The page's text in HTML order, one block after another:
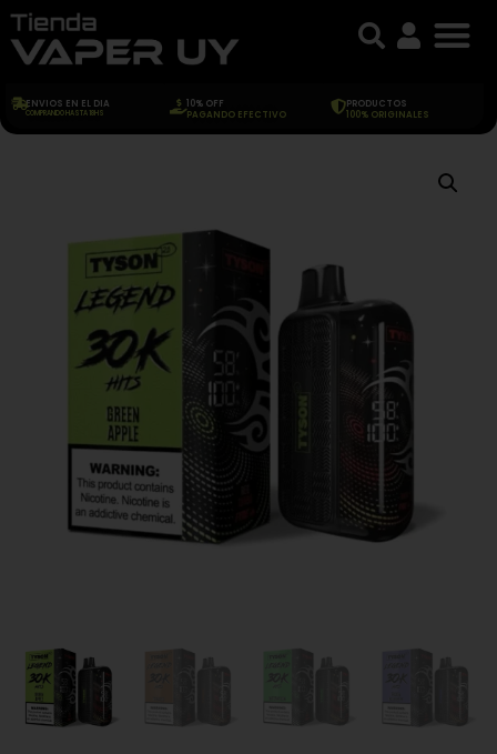
ENVIOS EN EL DIA
COMPRANDO HASTA 18HS
10% OFF
PAGANDO EFECTIVO
PRODUCTOS
100% ORIGINALES